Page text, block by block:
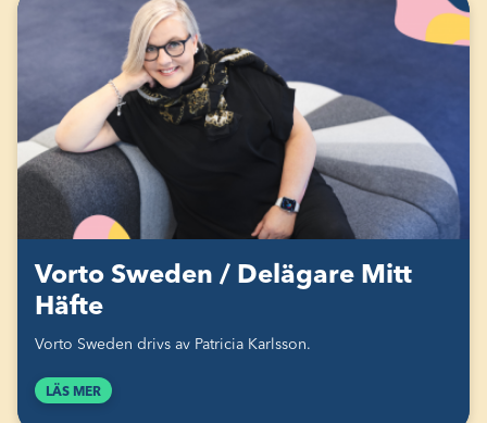
Vorto Sweden / Delägare Mitt
Häfte
Vorto Sweden drivs av Patricia Karlsson.
LÄS MER